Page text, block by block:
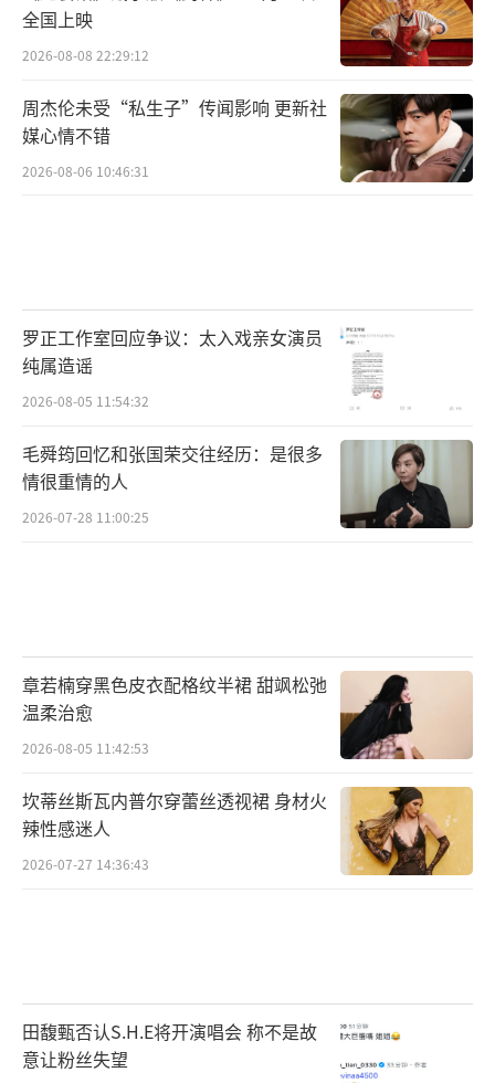
全国上映
2026-08-08 22:29:12
周杰伦未受“私生子”传闻影响 更新社
媒心情不错
2026-08-06 10:46:31
罗正工作室回应争议：太入戏亲女演员
纯属造谣
2026-08-05 11:54:32
毛舜筠回忆和张国荣交往经历：是很多
情很重情的人
2026-07-28 11:00:25
章若楠穿黑色皮衣配格纹半裙 甜飒松弛
温柔治愈
2026-08-05 11:42:53
坎蒂丝斯瓦内普尔穿蕾丝透视裙 身材火
辣性感迷人
2026-07-27 14:36:43
田馥甄否认S.H.E将开演唱会 称不是故
意让粉丝失望